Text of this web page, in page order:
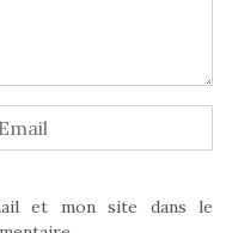
et mon site dans le